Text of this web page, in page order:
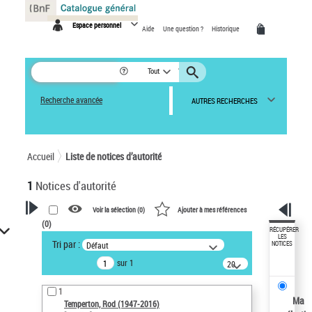
Espace personnel Aide Une question ? Historique
Tout
Recherche avancée AUTRES RECHERCHES
Accueil Liste de notices d’autorité
1 Notices d'autorité
VOTRE RECHERCHE
Recherche avancée dans les
notices d’autorité
Œuvres liées à l'auteur :
Temperton, Rod (1947-2016)
Voir la sélection (0) Ajouter à mes références
(0)
Tri par : Défaut
sur 1
20
résultats/page
1
Temperton, Rod (1947-2016)
RÉCUPÉRER
LES
NOTICES
Ma
Panneau de gestion des cookies